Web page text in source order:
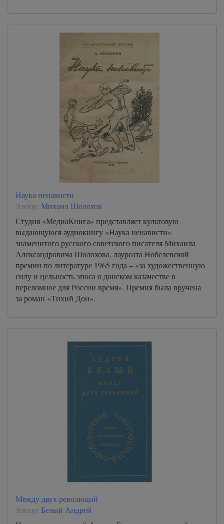
Наука ненависти
Автор: Михаил Шолохов
Студия «МедиаКнига» представляет культовую
выдающуюся аудиокнигу «Наука ненависти»
знаменитого русского советского писателя Михаила
Александровича Шолохова, лауреата Нобелевской
премии по литературе 1965 года – «за художественную
силу и цельность эпоса о донском казачестве в
переломное для России время». Премия была вручена
за роман «Тихий Дон».
Между двух революций
Автор: Белый Андрей